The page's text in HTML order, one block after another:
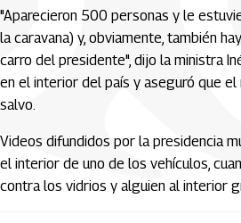
"Aparecieron 500 personas y le
la caravana) y, obviamente, también
carro del presidente", dijo la ministra
en el interior del país y aseguró que el
salvo.
Videos difundidos por la presidencia
el interior de uno de los vehículos,
contra los vidrios y alguien al interior